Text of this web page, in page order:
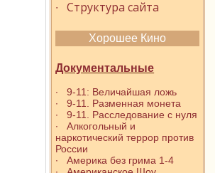
∙ Структура сайта
Хорошее Кино
Документальные
∙ 9-11: Величайшая ложь
∙ 9-11. Разменная монета
∙ 9-11. Расследование с нуля
∙ Алкогольный и
наркотический террор против
России
∙ Америка без грима 1-4